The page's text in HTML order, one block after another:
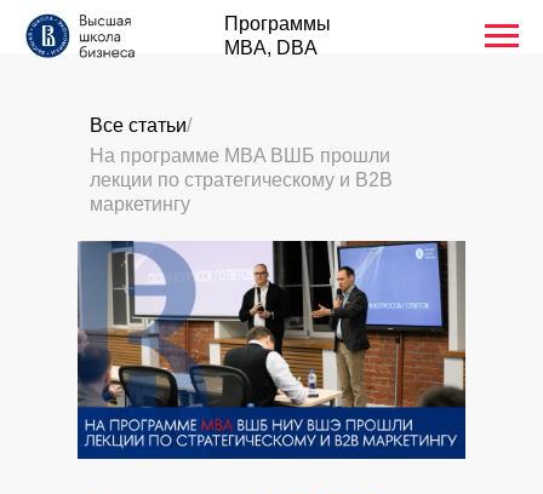
Программы
MBA, DBA
Все статьи
На программе MBA ВШБ прошли
лекции по стратегическому и B2B
маркетингу
/